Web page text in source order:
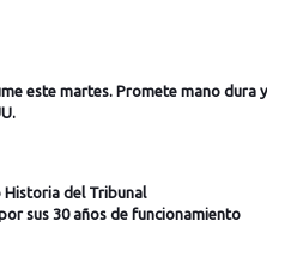
este martes. Promete mano dura y
del Tribunal
sus 30 años de funcionamiento